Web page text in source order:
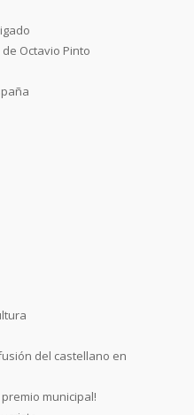
Octavio Pinto
del castellano en
municipal!